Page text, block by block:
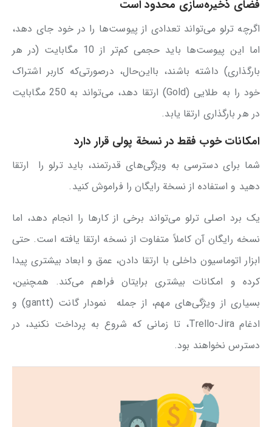
فضای ذخیره‌سازی محدود است
اگرچه ترلو می‌تواند تعدادی از پیوست‌ها را در خود جای دهد،
اما این پیوست‌ها باید حجمی کم‌تر از 10 مگابایت (در هر
بارگذاری) داشته باشند، بااین‌حال، درصورتی‌که کاربر اشتراک
خود را به طلایی (Gold) ارتقا دهد، می‌تواند به 250 مگابایت
در هر بارگذاری ارتقا یابد.
امکانات خوب فقط در نسخة پولی قرار دارد
شما برای دسترسی به ویژگی‌های قدرتمند، باید ترلو را ارتقا
دهید و استفاده از نسخة رایگان را فراموش کنید.
یک برد اصلی ترلو می‌تواند برخی از کارها را انجام دهد، اما
نسخه رایگان آن کاملاً متفاوت از نسخه ارتقا یافته است. حتی
ابزار اتوماسیون داخلی با ارتقا دادن، عمق و ابعاد بیشتری پیدا
کرده و امکانات بیشتری برایتان فراهم می‌کند. همچنین،
بسیاری از ویژگی‌های مهم، از جمله نمودار گانت (gantt) و
ادغام Trello-Jira، تا زمانی که شروع به پرداخت نکنید، در
دسترس نخواهند بود.